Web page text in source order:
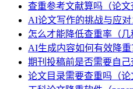
查重参考文献算吗（论文
AI论文写作的挑战与应对
怎么才能降低查重率（几
AI生成内容如何有效降
期刊投稿前是否需要自己
论文目录需要查重吗（论